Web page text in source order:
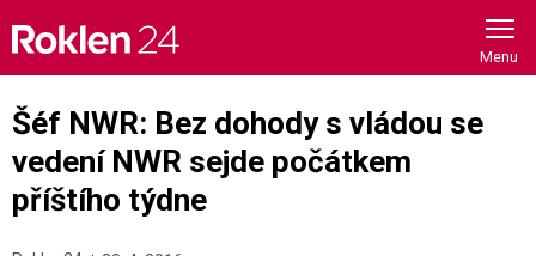
content
Šéf NWR: Bez dohody s vládou se
vedení NWR sejde počátkem
příštího týdne